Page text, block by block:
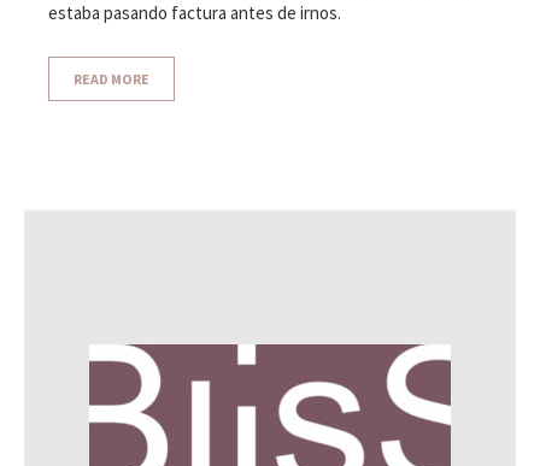
estaba pasando factura antes de irnos.
READ MORE